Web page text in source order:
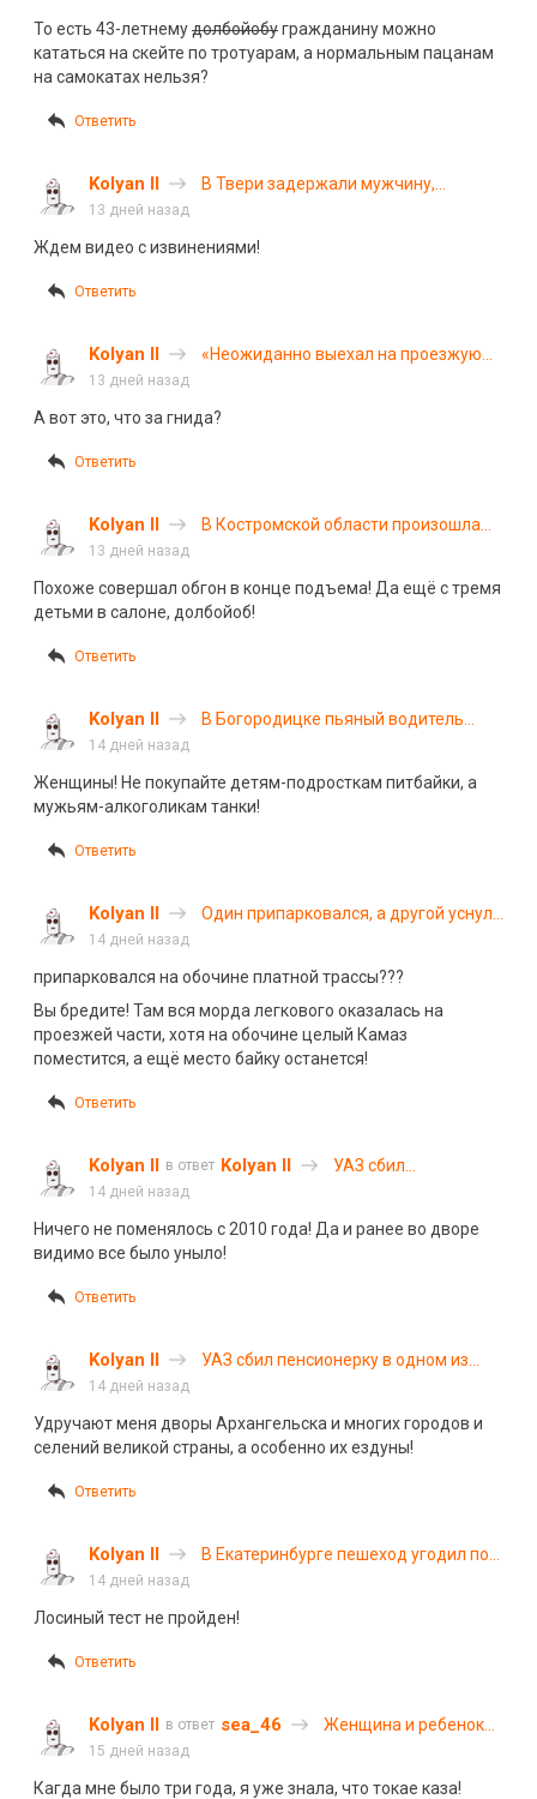
спровоцировал
падение ребёнка с
То есть 43-летнемудолбойобугражданину можно
кататься на скейте по тротуарам, а нормальным пацанам
на самокатах нельзя?
Ответить
Kolyan II
️В Твери задержали мужчину,
13 дней назад
Ждем видео с извинениями!
Ответить
Kolyan II
«Неожиданно выехал на проезжую
13 дней назад
А вот это, что за гнида?
Ответить
Kolyan II
В Костромской области произошла
13 дней назад
Похоже совершал обгон в конце подъема! Да ещё с тремя
детьми в салоне, долбойоб!
Ответить
Kolyan II
В Богородицке пьяный водитель
14 дней назад
Женщины! Не покупайте детям-подросткам питбайки, а
мужьям-алкоголикам танки!
Ответить
Kolyan II
Один припарковался, а другой уснул:
14 дней назад
припарковался на обочине платной трассы???
Вы бредите! Там вся морда легкового оказалась на
проезжей части, хотя на обочине целый Камаз
поместится, а ещё место байку останется!
Ответить
Kolyan II в ответ Kolyan II
УАЗ сбил
Архангельска
14 дней назад
Ничего не поменялось с 2010 года! Да и ранее во дворе
видимо все было уныло!
Ответить
Kolyan II
УАЗ сбил пенсионерку в одном из
14 дней назад
Удручают меня дворы Архангельска и многих городов и
селений великой страны, а особенно их ездуны!
Ответить
Kolyan II
В Екатеринбурге пешеход угодил под
14 дней назад
Лосиный тест не пройден!
Ответить
Kolyan II в ответ sea_46
Женщина и ребенок
15 дней назад
Кагда мне было три года, я уже знала, что токае каза!